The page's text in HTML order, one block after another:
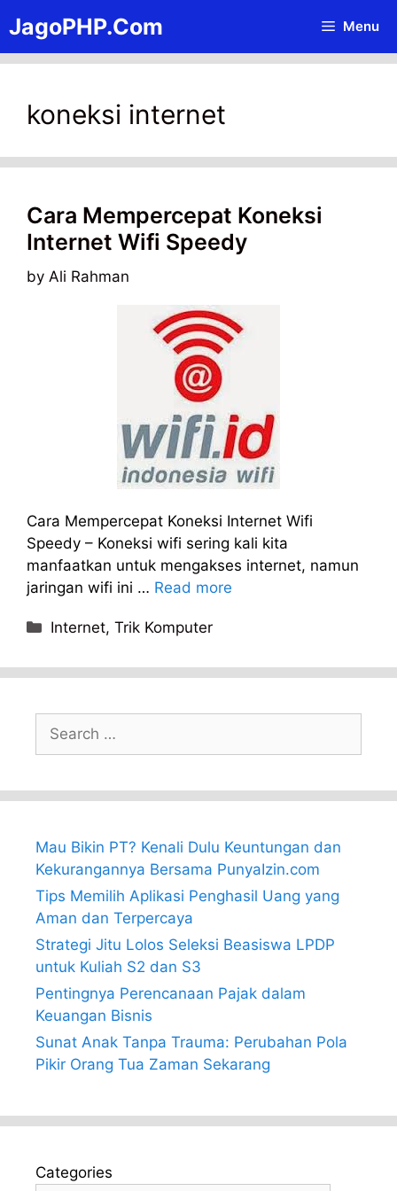
to
content
JagoPHP.Com Menu
koneksi internet
Cara Mempercepat Koneksi
Internet Wifi Speedy
by Ali Rahman
Cara Mempercepat Koneksi Internet Wifi
Speedy – Koneksi wifi sering kali kita
manfaatkan untuk mengakses internet, namun
jaringan wifi ini … Read more
Categories
Internet,Trik Komputer
for:
Mau Bikin PT? Kenali Dulu Keuntungan dan
Kekurangannya Bersama PunyaIzin.com
Tips Memilih Aplikasi Penghasil Uang yang
Aman dan Terpercaya
Strategi Jitu Lolos Seleksi Beasiswa LPDP
untuk Kuliah S2 dan S3
Pentingnya Perencanaan Pajak dalam
Keuangan Bisnis
Sunat Anak Tanpa Trauma: Perubahan Pola
Pikir Orang Tua Zaman Sekarang
Categories